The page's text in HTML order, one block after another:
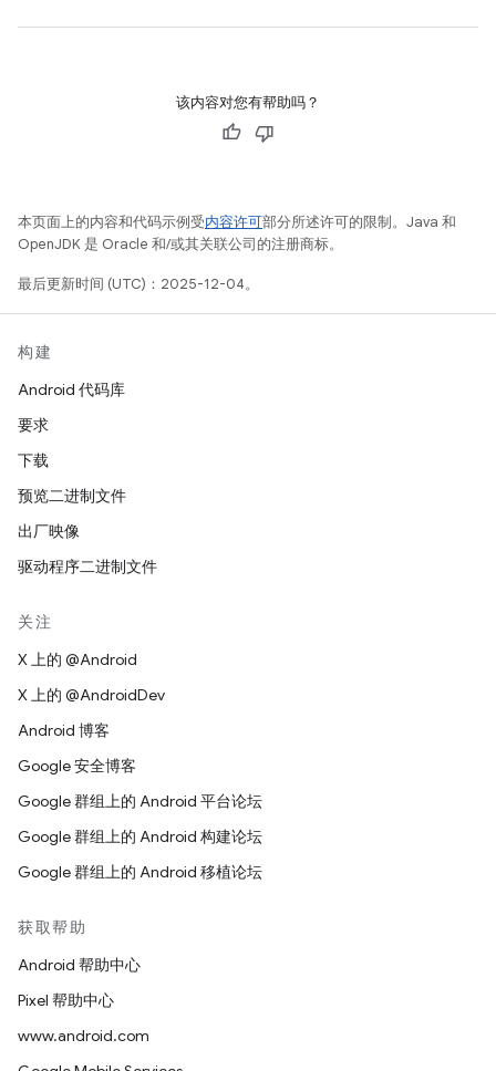
该内容对您有帮助吗？
本页面上的内容和代码示例受内容许可部分所述许可的限制。Java 和
OpenJDK 是 Oracle 和/或其关联公司的注册商标。
最后更新时间 (UTC)：2025-12-04。
构建
Android 代码库
要求
下载
预览二进制文件
出厂映像
驱动程序二进制文件
关注
X 上的 @Android
X 上的 @AndroidDev
Android 博客
Google 安全博客
Google 群组上的 Android 平台论坛
Google 群组上的 Android 构建论坛
Google 群组上的 Android 移植论坛
获取帮助
Android 帮助中心
Pixel 帮助中心
www.android.com